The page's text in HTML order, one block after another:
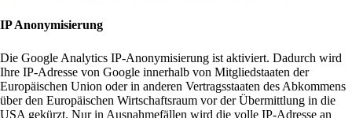
IP Anonymisierung
Die Google Analytics IP-Anonymisierung ist aktiviert. Dadurch wird
Ihre IP-Adresse von Google innerhalb von Mitgliedstaaten der
Europäischen Union oder in anderen Vertragsstaaten des Abkommens
über den Europäischen Wirtschaftsraum vor der Übermittlung in die
USA gekürzt. Nur in Ausnahmefällen wird die volle IP-Adresse an